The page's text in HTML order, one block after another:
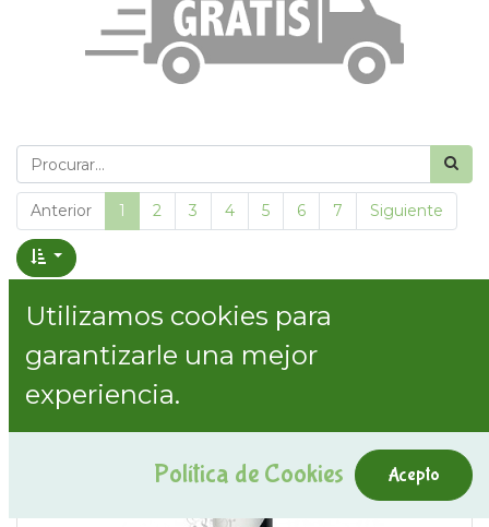
Anterior 1 2 3 4 5 6 7 Siguiente
Show categories
Utilizamos cookies para
garantizarle una mejor
experiencia.
Política de Cookies Acepto